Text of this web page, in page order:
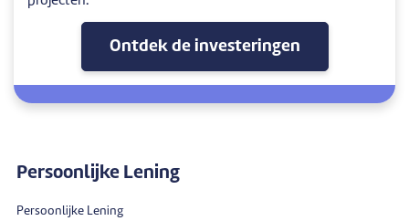
Ontdek de investeringen
Persoonlijke Lening
Persoonlijke Lening